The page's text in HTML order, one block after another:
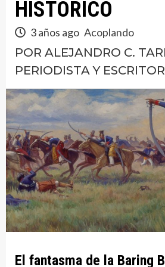
HISTÓRICO
3 años ago Acoplando
POR ALEJANDRO C.
PERIODISTA Y ESCRITOR
El fantasma de la Baring